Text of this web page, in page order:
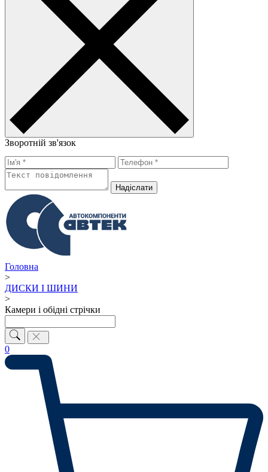
Зворотній зв'язок
Надiслати
Головна
>
ДИСКИ І ШИНИ
>
Камери і обідні стрічки
0